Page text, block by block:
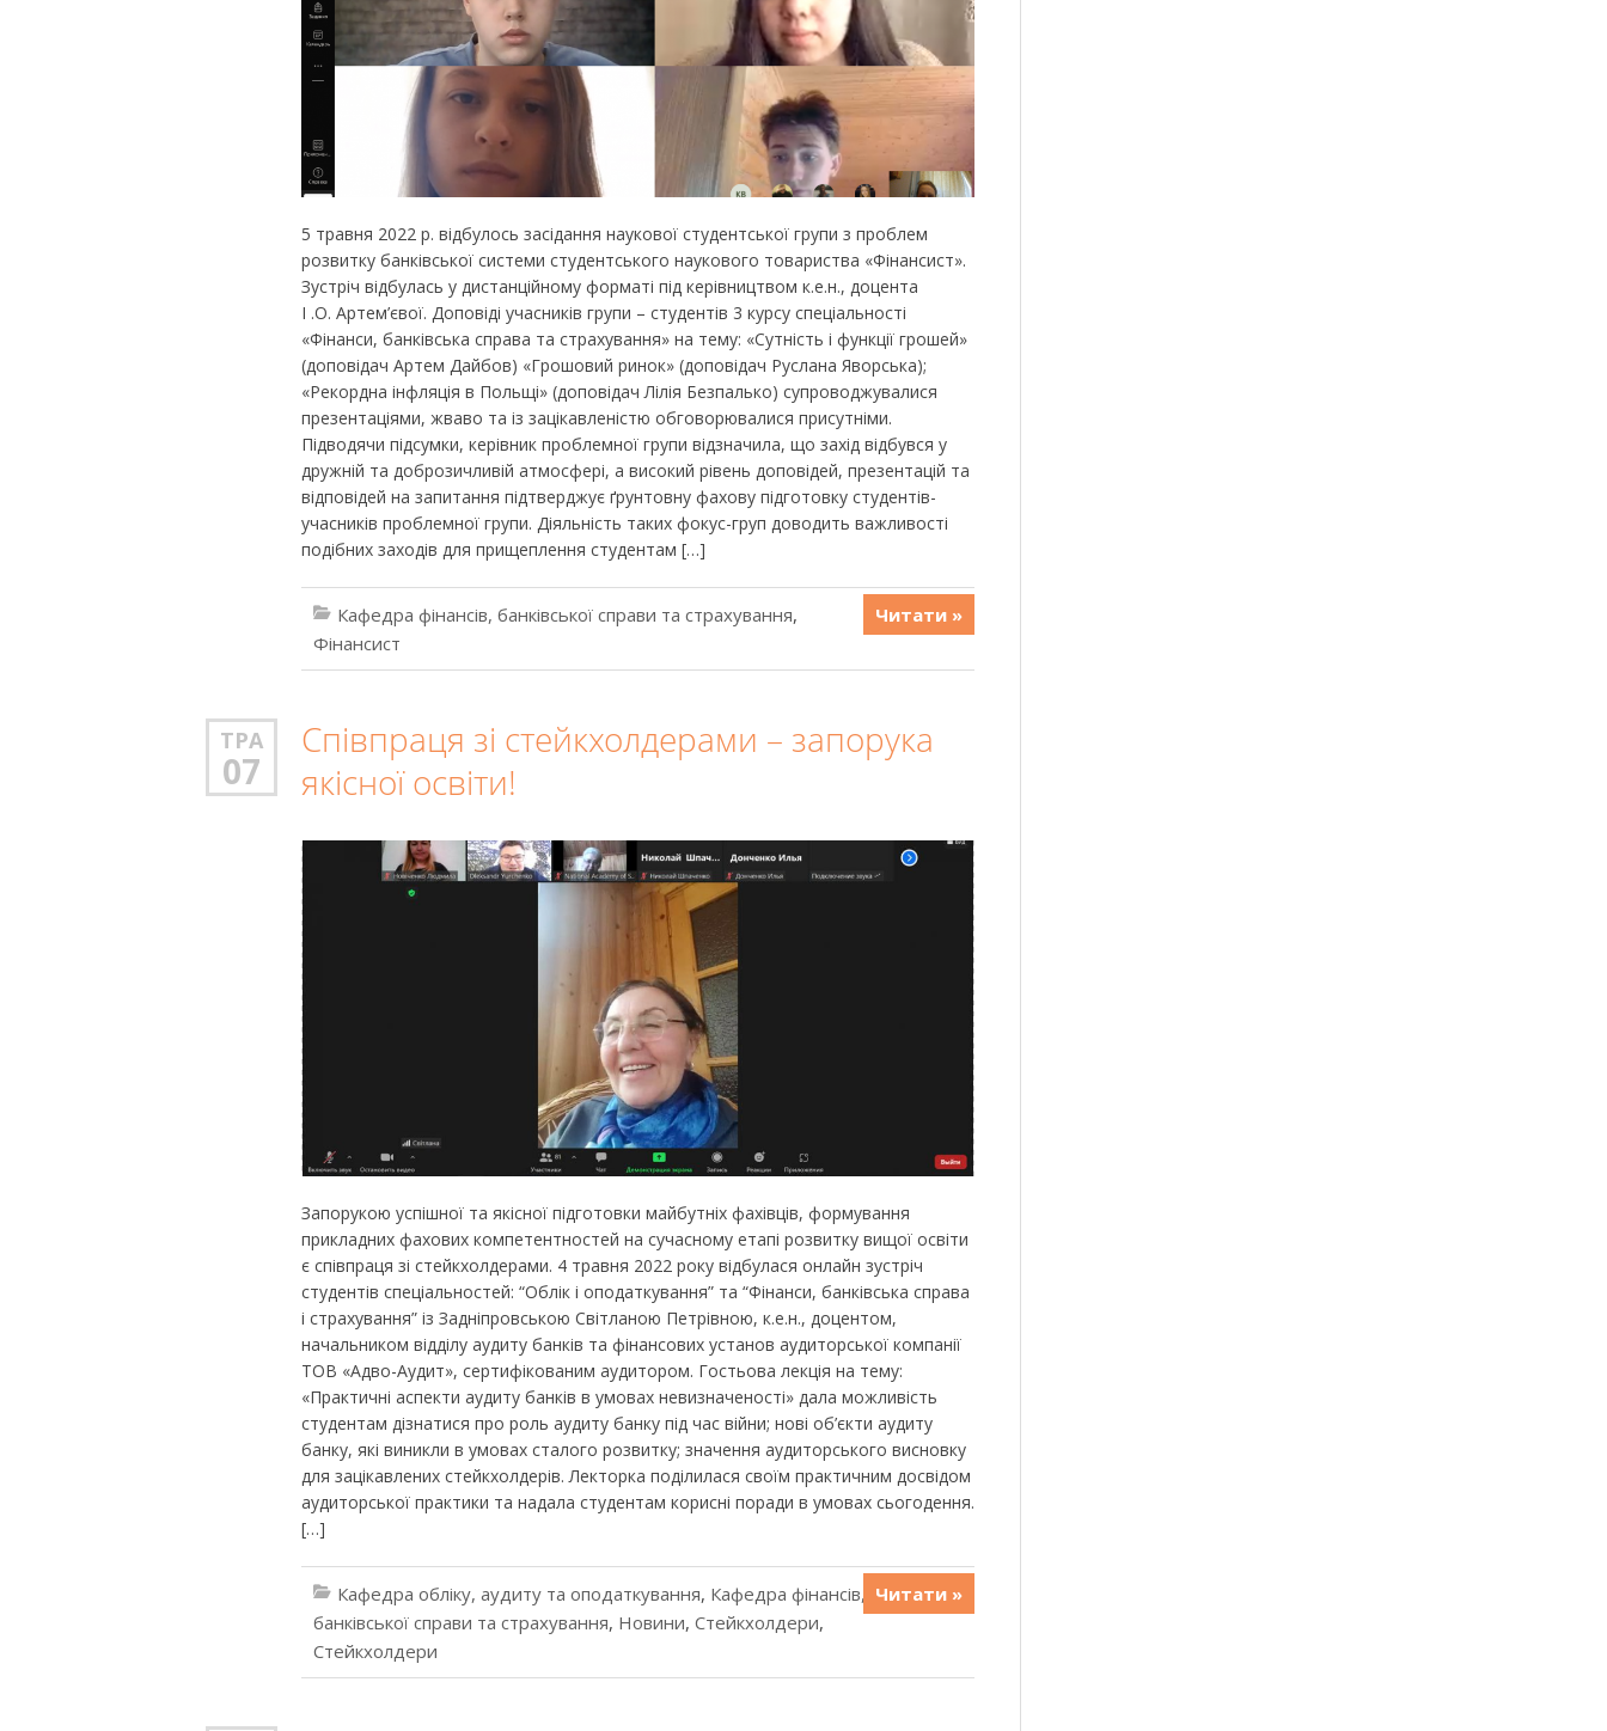
5 травня 2022 р. відбулось засідання наукової студентської групи з проблем
розвитку банківської системи студентського наукового товариства «Фінансист».
Зустріч відбулась у дистанційному форматі під керівництвом к.е.н., доцента
І .О. Артем’євої. Доповіді учасників групи – студентів 3 курсу спеціальності
«Фінанси, банківська справа та страхування» на тему: «Сутність і функції грошей»
(доповідач Артем Дайбов) «Грошовий ринок» (доповідач Руслана Яворська);
«Рекордна інфляція в Польщі» (доповідач Лілія Безпалько) супроводжувалися
презентаціями, жваво та із зацікавленістю обговорювалися присутніми.
Підводячи підсумки, керівник проблемної групи відзначила, що захід відбувся у
дружній та доброзичливій атмосфері, а високий рівень доповідей, презентацій та
відповідей на запитання підтверджує ґрунтовну фахову підготовку студентів-
учасників проблемної групи. Діяльність таких фокус-груп доводить важливості
подібних заходів для прищеплення студентам […]
Кафедра фінансів, банківської справи та страхування,
Фінансист
Читати »
ТРА
07
Співпраця зі стейкхолдерами – запорука
якісної освіти!
Запорукою успішної та якісної підготовки майбутніх фахівців, формування
прикладних фахових компетентностей на сучасному етапі розвитку вищої освіти
є співпраця зі стейкхолдерами. 4 травня 2022 року відбулася онлайн зустріч
студентів спеціальностей: “Облік і оподаткування” та “Фінанси, банківська справа
і страхування” із Задніпровською Світланою Петрівною, к.е.н., доцентом,
начальником відділу аудиту банків та фінансових установ аудиторської компанії
ТОВ «Адво-Аудит», сертифікованим аудитором. Гостьова лекція на тему:
«Практичні аспекти аудиту банків в умовах невизначеності» дала можливість
студентам дізнатися про роль аудиту банку під час війни; нові об’єкти аудиту
банку, які виникли в умовах сталого розвитку; значення аудиторського висновку
для зацікавлених стейкхолдерів. Лекторка поділилася своїм практичним досвідом
аудиторської практики та надала студентам корисні поради в умовах сьогодення.
[…]
Кафедра обліку, аудиту та оподаткування, Кафедра фінансів,
банківської справи та страхування, Новини, Стейкхолдери,
Стейкхолдери
Читати »